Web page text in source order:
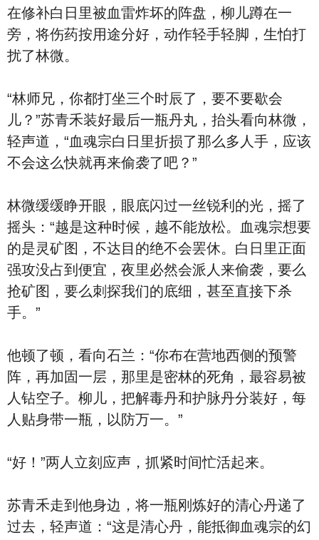
在修补白日里被血雷炸坏的阵盘，柳儿蹲在一
旁，将伤药按用途分好，动作轻手轻脚，生怕打
扰了林微。
“林师兄，你都打坐三个时辰了，要不要歇会
儿？”苏青禾装好最后一瓶丹丸，抬头看向林微，
轻声道，“血魂宗白日里折损了那么多人手，应该
不会这么快就再来偷袭了吧？”
林微缓缓睁开眼，眼底闪过一丝锐利的光，摇了
摇头：“越是这种时候，越不能放松。血魂宗想要
的是灵矿图，不达目的绝不会罢休。白日里正面
强攻没占到便宜，夜里必然会派人来偷袭，要么
抢矿图，要么刺探我们的底细，甚至直接下杀
手。”
他顿了顿，看向石兰：“你布在营地西侧的预警
阵，再加固一层，那里是密林的死角，最容易被
人钻空子。柳儿，把解毒丹和护脉丹分装好，每
人贴身带一瓶，以防万一。”
“好！”两人立刻应声，抓紧时间忙活起来。
苏青禾走到他身边，将一瓶刚炼好的清心丹递了
过去，轻声道：“这是清心丹，能抵御血魂宗的幻